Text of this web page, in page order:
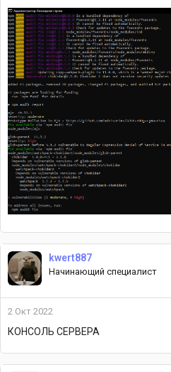
kwert887
Начинающий специалист
2 Окт 2022
КОНСОЛЬ СЕРВЕРА